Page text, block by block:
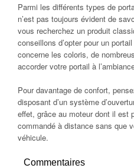
Parmi les différents types de
n’est pas toujours évident de
vous recherchez un produit
conseillons d’opter pour un
concerne les coloris, de
accorder votre portail à
Pour davantage de confort,
disposant d’un système
effet, grâce au moteur dont il est
commandé à distance sans que
véhicule.
Commentaires